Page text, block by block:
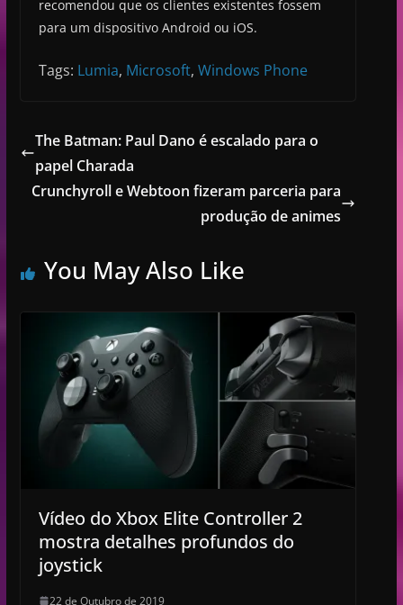
recomendou que os clientes existentes fossem
para um dispositivo Android ou iOS.
Tags: Lumia, Microsoft, Windows Phone
The Batman: Paul Dano é escalado para o
papel Charada
Crunchyroll e Webtoon fizeram parceria para
produção de animes
You May Also Like
Vídeo do Xbox Elite Controller 2
mostra detalhes profundos do
joystick
22 de Outubro de 2019